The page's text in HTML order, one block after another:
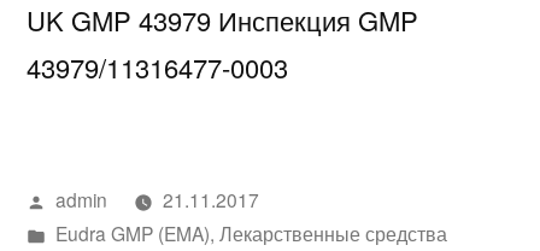
UK GMP 43979 Инспекция GMP
43979/11316477-0003
Написано
автором
admin
21.11.2017
Написано
Eudra GMP (EMA), Лекарственные средства